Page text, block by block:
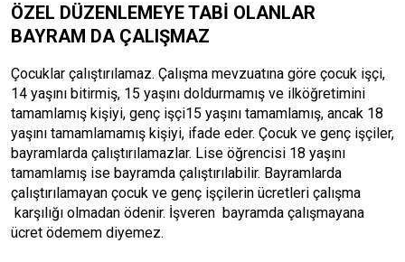
ÖZEL DÜZENLEMEYE TABİ OLANLAR
BAYRAM DA ÇALIŞMAZ
Çocuklar çalıştırılamaz. Çalışma mevzuatına göre çocuk işçi,
14 yaşını bitirmiş, 15 yaşını doldurmamış ve ilköğretimini
tamamlamış kişiyi, genç işçi15 yaşını tamamlamış, ancak 18
yaşını tamamlamamış kişiyi, ifade eder. Çocuk ve genç işçiler,
bayramlarda çalıştırılamazlar. Lise öğrencisi 18 yaşını
tamamlamış ise bayramda çalıştırılabilir. Bayramlarda
çalıştırılamayan çocuk ve genç işçilerin ücretleri çalışma
karşılığı olmadan ödenir. İşveren bayramda çalışmayana
ücret ödemem diyemez.